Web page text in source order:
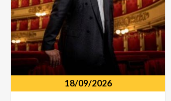
18/09/2026